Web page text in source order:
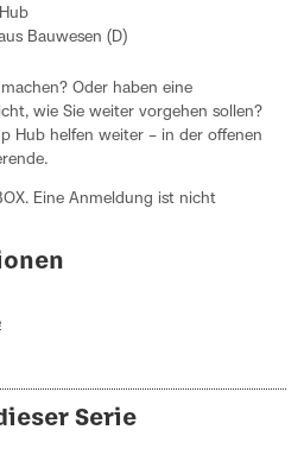
Bauwesen (D)
Oder haben eine
wie Sie weiter vorgehen sollen?
Hub helfen weiter – in der offenen
Eine Anmeldung ist nicht
Serie